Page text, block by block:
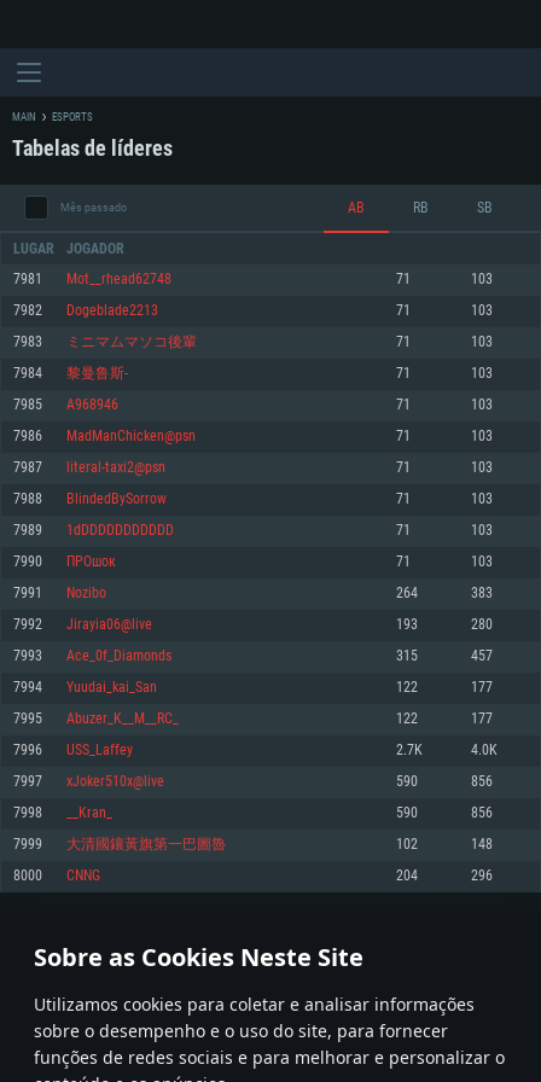
Sobre as Cookies Neste Site
Utilizamos cookies para coletar e analisar informações
sobre o desempenho e o uso do site, para fornecer
funções de redes sociais e para melhorar e personalizar o
REQUERIMENTOS DE SISTEMA
Mínimo
Sistema Operativo: Windows 10 (64 bit)
Processador: Dual-Core 2.2 GHz
Memória: 4GB
Placa Gráfica: Placa com DirectX 11: AMD Radeon 77XX / NVIDIA GeForce
GTX 660. Resolução mínima suportada: 720p
Network: Internet de banda larga.
Disco: 23,1 GB
Recomendado
superior, Radeon RX 570 ou superior
Disco: 75,9 GB
Mínimo
Sistema Operativo: Mac OS Big Sur 11.0 ou versão mais recente
Processador: Core i5 2.2GHz mínimo (Intel Xeon não suportado)
Memória: 6 GB
Placa Gráfica: Intel Iris Pro 5200 (Mac), equivalentes AMD/Nvidia para Mac.
Resolução mínima suportada: 720p com suporte Metal.
Network: Internet de banda larga.
Disco: 21,5 GB
Recomendado
Network: Internet de banda larga.
Mínimo
Sistema Operativo: Distribuições mais modernas do Linux de 64bit
Processador: Dual-Core 2.4 GHz
Memória: 4 GB
Placa Gráfica: NVIDIA 660 com os drivers mais recentes (não mais de 6
meses) / equivalentes AMD com os drivers mais recentes com suporte
Vulkan (não mais de 6 meses); Resolução mínima suportada: 720p.
Network: Internet de banda larga.
Disco: 21,5 GB
Recomendado
Sistema Operativo: Ubuntu 20.04 64bit
Processador: Intel Core i7
Memória: 16 GB
Placa Gráfica: NVIDIA 1060 com os drivers mais recentes (não mais de 6
meses) / equivalentes AMD (Radeon RX 570) com os drivers mais recentes
Network: Internet de banda larga.
MAIN ESPORTS
Tabelas de líderes
Mês passado AB RB SB
LUGAR JOGADOR
7981 Mot__rhead62748 71 103
7982 Dogeblade2213 71 103
7983 ミニマムマソコ後輩 71 103
7984 黎曼鲁斯- 71 103
7985 A968946 71 103
7986 MadManChicken@psn 71 103
7987 literal-taxi2@psn 71 103
7988 BlindedBySorrow 71 103
7989 1dDDDDDDDDDDD 71 103
7990 ПРОшок 71 103
7991 Nozibo 264 383
7992 Jirayia06@live 193 280
7993 Ace_0f_Diamonds 315 457
7994 Yuudai_kai_San 122 177
7995 Abuzer_K__M__RC_ 122 177
7996 USS_Laffey 2.7K 4.0K
7997 xJoker510x@live 590 856
7998 __Kran_ 590 856
7999 大清國鑲黃旗第一巴圖魯 102 148
8000 CNNG 204 296